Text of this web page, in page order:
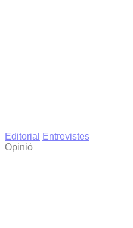
Editorial
Entrevistes
Opinió